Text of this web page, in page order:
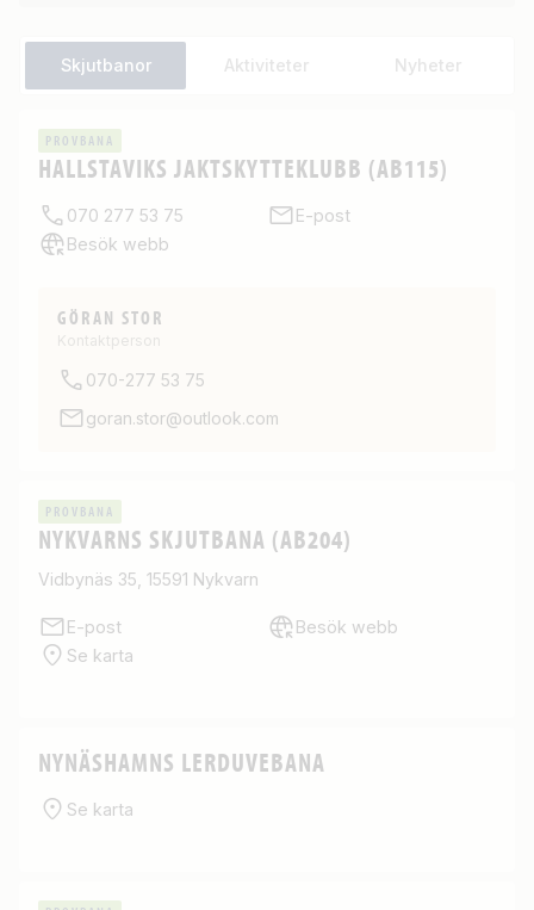
Skjutbanor Aktiviteter Nyheter
PROVBANA
HALLSTAVIKS JAKTSKYTTEKLUBB (AB115)
070 277 53 75
E-post
Besök webb
GÖRAN STOR
Kontaktperson
070-277 53 75
goran.stor@outlook.com
PROVBANA
NYKVARNS SKJUTBANA (AB204)
Vidbynäs 35, 15591 Nykvarn
E-post
Besök webb
Se karta
NYNÄSHAMNS LERDUVEBANA
Se karta